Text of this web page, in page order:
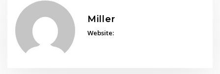
Miller
Website: